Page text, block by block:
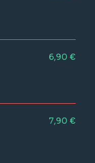
6,90 €
7,90 €